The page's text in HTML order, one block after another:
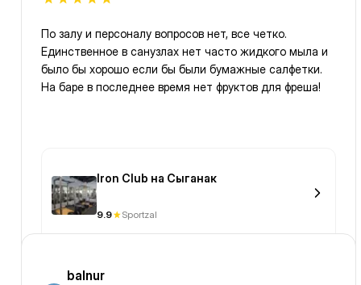
По залу и персоналу вопросов нет, все четко.
Единственное в санузлах нет часто жидкого мыла и
было бы хорошо если бы были бумажные салфетки.
На баре в последнее время нет фруктов для фреша!
Iron Club на Сыганак
9.9 Sportzal
balnur